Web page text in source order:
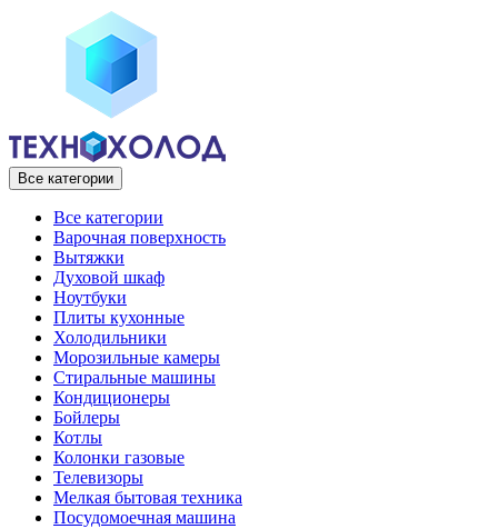
Все категории
Все категории
Варочная поверхность
Вытяжки
Духовой шкаф
Ноутбуки
Плиты кухонные
Холодильники
Морозильные камеры
Стиральные машины
Кондиционеры
Бойлеры
Котлы
Колонки газовые
Телевизоры
Мелкая бытовая техника
Посудомоечная машина